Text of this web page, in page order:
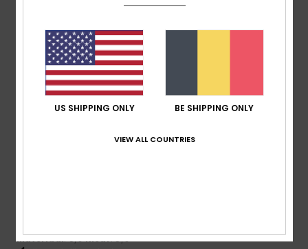
Nicolas16. juli 2026
A very pretty colour
Comfort: 5/5 Prijs-kwaliteitverhouding
Materiaal: 5/5 Kleur: 5
Ik raad dit product aan
5/5
Materiaal: 5/5 Kleur: 5/5
US SHIPPING ONLY BE SHIPPING ONLY
VIEW ALL COUNTRIES